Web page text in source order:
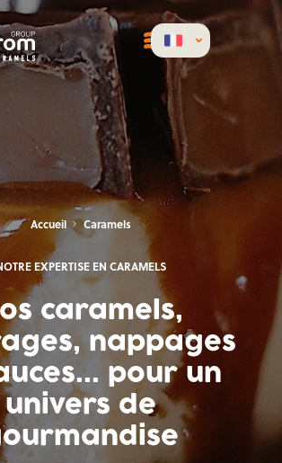
Accueil Caramels
EXPERTISE EN CARAMELS
caramels,
nappages
pour un
univers de